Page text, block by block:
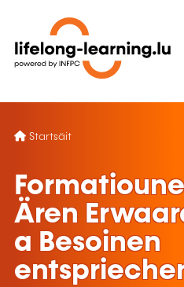
Startsäit
Ären
a Besoinen